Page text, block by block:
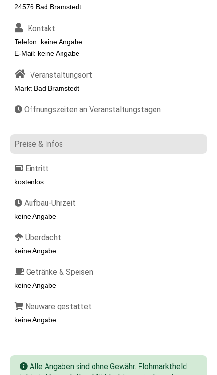
24576 Bad Bramstedt
Kontakt
Telefon: keine Angabe
E-Mail: keine Angabe
Veranstaltungsort
Markt Bad Bramstedt
Öffnungszeiten an Veranstaltungstagen
Preise & Infos
Eintritt
kostenlos
Aufbau-Uhrzeit
keine Angabe
Überdacht
keine Angabe
Getränke & Speisen
keine Angabe
Neuware gestattet
keine Angabe
Alle Angaben sind ohne Gewähr. Flohmarktheld